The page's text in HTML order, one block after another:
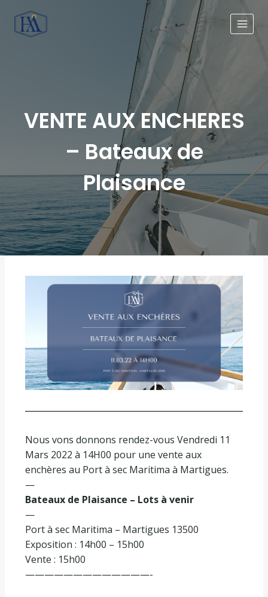
VENTE AUX ENCHERES
– Bateaux de
Plaisance
Nous vons donnons rendez-vous Vendredi 11
Mars 2022 à 14H00 pour une vente aux
enchères au Port à sec Maritima à Martigues.
—
Bateaux de Plaisance – Lots à venir
—
Port à sec Maritima – Martigues 13500
Exposition : 14h00 – 15h00
Vente : 15h00
—————————————-